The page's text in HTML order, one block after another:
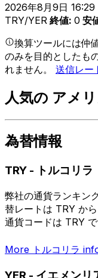
2026年8月9日
TRY/YER 終値: 0 安
換算ツールには仲
のみを目的としたも
れません。 送信レー
人気の アメ
為替情報
TRY - トルコリラ
弊社の通貨ランキン
替レートは TRY か
通貨コードは TRY
More トルコリラ
YER - イエメンリ